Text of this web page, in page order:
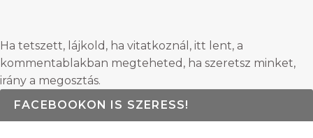
Ha tetszett, lájkold, ha vitatkoznál, itt lent, a
kommentablakban megteheted, ha szeretsz minket,
irány a megosztás.
FACEBOOKON IS SZERESS!